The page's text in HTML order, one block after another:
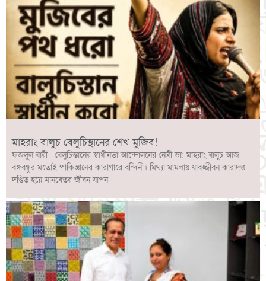
মাহরাং বালুচ বেলুচিস্থানের শেখ মুজিব!
ফজলুল বারী বেলুচিস্তানের স্বাধীনতা আন্দোলনের নেত্রী ডা: মাহরাং বালুচ আজ
বঙ্গবন্ধুর মতোই পাকিস্তানের কারাগারে বন্দিনী। মিথ্যা মামলায় যাবজ্জীবন কারাদণ্ড
দণ্ডিত হয়ে মানবেতর জীবন যাপন